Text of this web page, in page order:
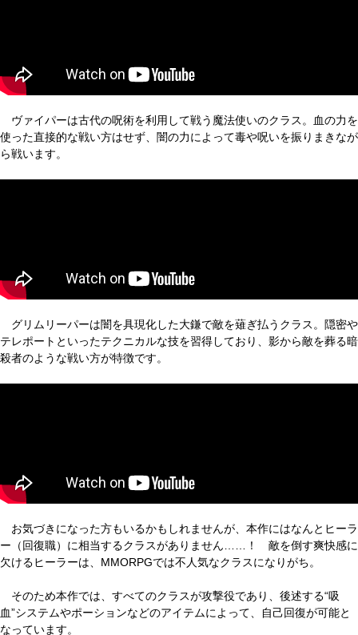
ヴァイパーは古代の呪術を利用して戦う魔法使いのクラス。血の力を
使った直接的な戦い方はせず、闇の力によって毒や呪いを振りまきなが
ら戦います。
グリムリーパーは闇を具現化した大鎌で敵を薙ぎ払うクラス。隠密や
テレポートといったテクニカルな技を習得しており、影から敵を葬る暗
殺者のような戦い方が特徴です。
お気づきになった方もいるかもしれませんが、本作にはなんとヒーラ
ー（回復職）に相当するクラスがありません……！ 敵を倒す爽快感に
欠けるヒーラーは、MMORPGでは不人気なクラスになりがち。
そのため本作では、すべてのクラスが攻撃役であり、後述する“吸
血”システムやポーションなどのアイテムによって、自己回復が可能と
なっています。